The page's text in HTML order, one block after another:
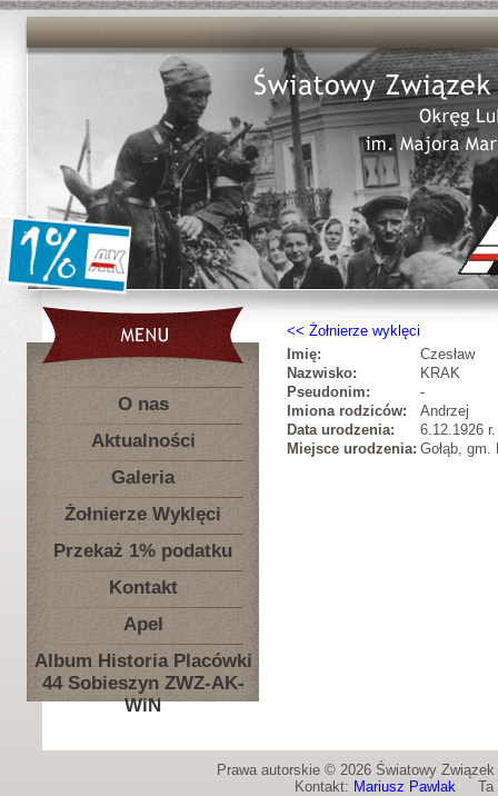
O nas
Aktualności
Galeria
Żołnierze Wyklęci
Przekaż 1% podatku
Kontakt
Apel
Album Historia Placówki
44 Sobieszyn ZWZ-AK-
WiN
Żołnierze wyklęci
Imię:
Czesław
Nazwisko:
KRAK
Pseudonim:
-
Imiona rodziców:
Andrzej
Data urodzenia:
6.12.1926 r.
Miejsce urodzenia: Gołąb, gm.
Prawa autorskie © 2026 Światowy
Kontakt: Mariusz PawlakTa